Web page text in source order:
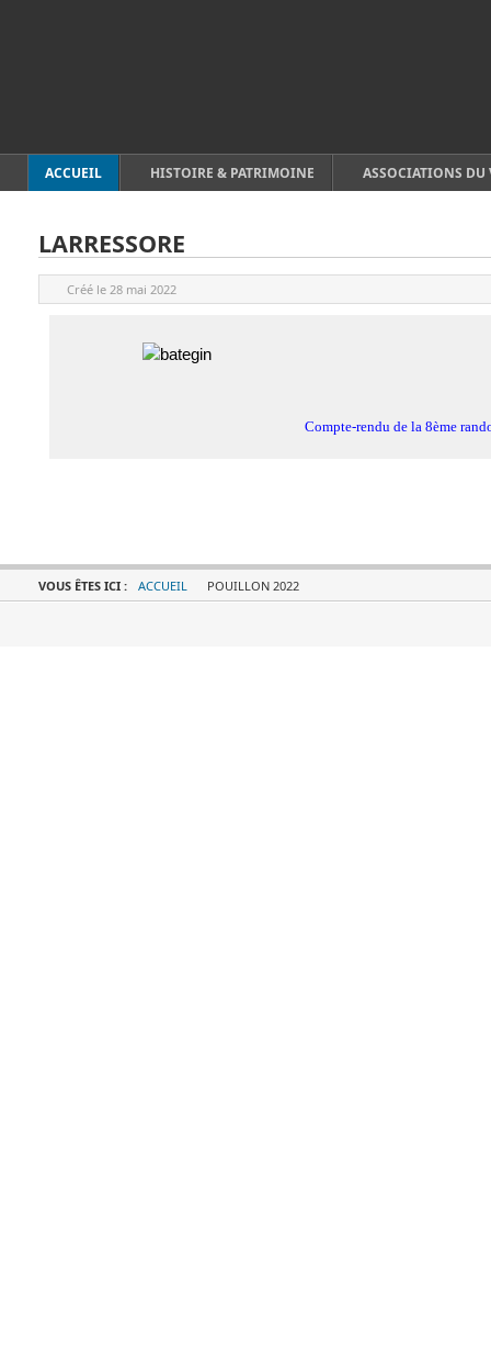
ACCUEIL HISTOIRE & PATRIMOINE ASSOCIATIONS DU
LARRESSORE
Créé le 28 mai 2022
Compte-rendu de la 8ème
VOUS ÊTES ICI : ACCUEIL POUILLON 2022